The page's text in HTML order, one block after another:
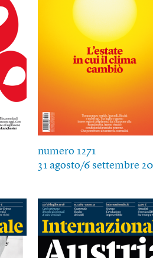
numero 1271
31 agosto/6 settembre